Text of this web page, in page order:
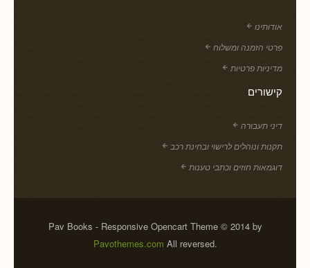
אודותינו
פרטי הזמנה ומשלוח
מדיניות פרטיות
קישורים
דיני תעבורה
תקנות ונוהלים לרישוי ובחינת רכב
דוגמאות חוזים וכתבי טענות
Pav Books - Responsive Opencart Theme © 2014 by
Pavothemes.com All reversed.